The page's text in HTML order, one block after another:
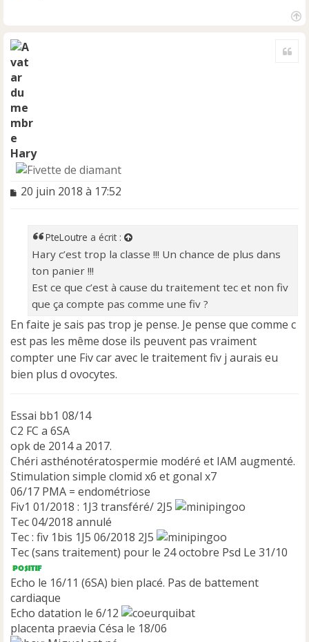
Hary
M
l
u
20 juin 2018 à 17:52
PteLoutre a écrit :
Hary c’est trop la classe !!! Un chance de plus dans
ton panier !!!
Est ce que c’est à cause du traitement tec et non fiv
que ça compte pas comme une fiv ?
En faite je sais pas trop je pense. Je pense que comme c
est pas les même dose ils peuvent pas vraiment
compter une Fiv car avec le traitement fiv j aurais eu
bien plus d ovocytes.
Essai bb1 08/14
C2 FC a 6SA
opk de 2014 a 2017.
Chéri asthénotératospermie modéré et IAM augmenté.
Stimulation simple clomid x6 et gonal x7
06/17 PMA = endométriose
Fiv1 01/2018 : 1J3 transféré/ 2J5
Tec 04/2018 annulé
Tec : fiv 1bis 1J5 06/2018 2J5
Tec (sans traitement) pour le 24 octobre Psd Le 31/10
Echo le 16/11 (6SA) bien placé. Pas de battement
cardiaque
Echo datation le 6/12
placenta praevia Césa le 18/06